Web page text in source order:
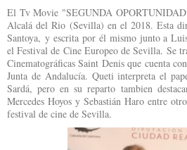
El Tv Movie "SEGUNDA
Alcalá del Rio (Sevilla) en el 2018. Esta
Santoya, y escrita por él mismo junto a
el Festival de Cine Europeo de Sevilla. Se
Cinematográficas Saint Denis que cuenta
Junta de Andalucía. Queti interpreta el
Sardá, pero en su reparto tambien
Mercedes Hoyos y Sebastián Haro entre
festival de cine de Sevilla.